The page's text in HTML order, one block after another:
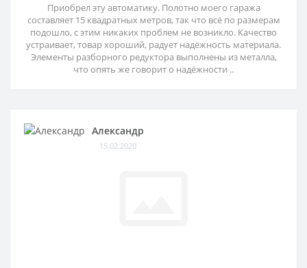
Приобрел эту автоматику. Полотно моего гаража
составляет 15 квадратных метров, так что всё по размерам
подошло, с этим никаких проблем не возникло. Качество
устраивает, товар хороший, радует надёжность материала.
Элементы разборного редуктора выполнены из металла,
что опять же говорит о надёжности ..
Александр
15.02.2020